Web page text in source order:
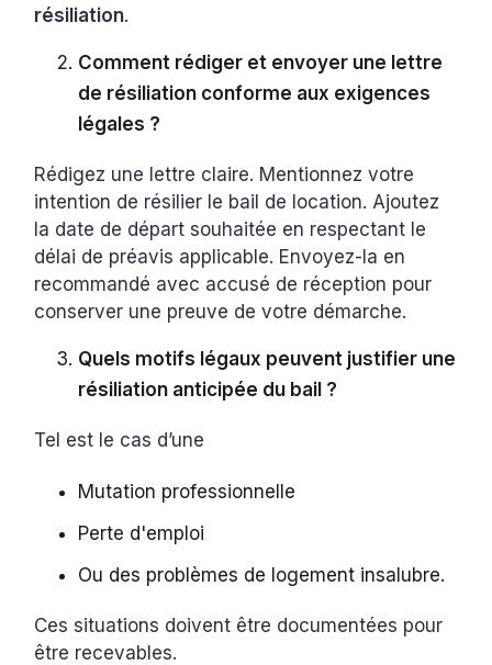
résiliation.
Comment rédiger et envoyer une lettre
de résiliation conforme aux exigences
légales ?
Rédigez une lettre claire. Mentionnez votre
intention de résilier le bail de location. Ajoutez
la date de départ souhaitée en respectant le
délai de préavis applicable. Envoyez-la en
recommandé avec accusé de réception pour
conserver une preuve de votre démarche.
Quels motifs légaux peuvent justifier une
résiliation anticipée du bail ?
Tel est le cas d’une
Mutation professionnelle
Perte d'emploi
Ou des problèmes de logement insalubre.
Ces situations doivent être documentées pour
être recevables.